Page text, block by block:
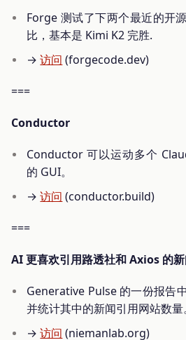
Forge 测试了下两个最近的开
比，基本是 Kimi K2 完胜.
→访问 (forgecode.dev)
===
Conductor
Conductor 可以运动多个
的 GUI。
→访问 (conductor.build)
===
AI 更喜欢引用路透社和 Axios 的
Generative Pulse 的一份报告
并统计其中的新闻引用网站数量
→访问 (niemanlab.org)